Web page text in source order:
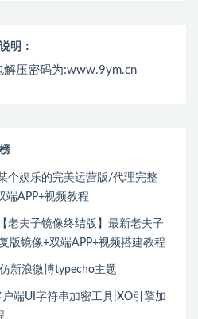
明：
解压密码为:www.9ym.cn
个娱乐的完美运营版/代理完整
端APP+视频教程
老夫子镜像终结版】最新老夫子
版镜像+双端APP+视频搭建教程
新浪微博typecho主题
端UI字符串加密工具|XO引擎加